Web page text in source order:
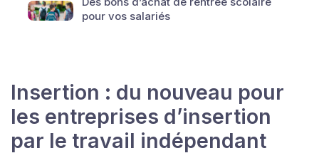
pour vos salariés
Insertion : du nouveau pour
les entreprises d’insertion
par le travail indépendant